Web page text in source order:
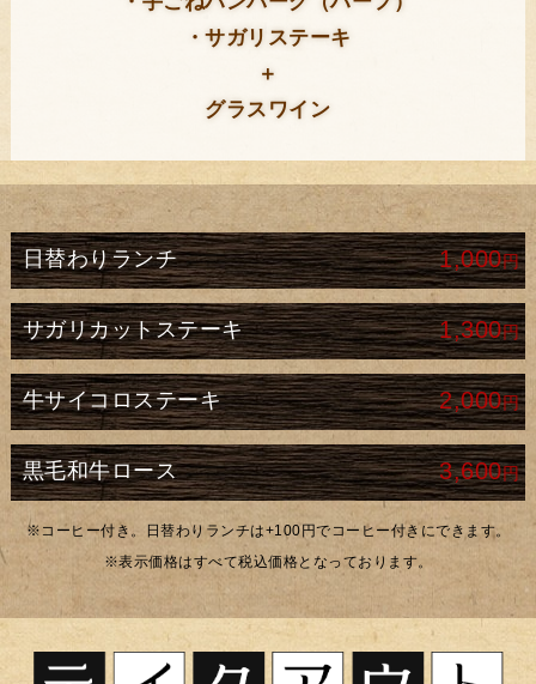
・サガリステーキ
＋
グラスワイン
日替わりランチ 1,000円
サガリカットステーキ 1,300円
牛サイコロステーキ 2,000円
黒毛和牛ロース 3,600円
※コーヒー付き。日替わりランチは+100円でコーヒー付きにできます。
※表示価格はすべて税込価格となっております。